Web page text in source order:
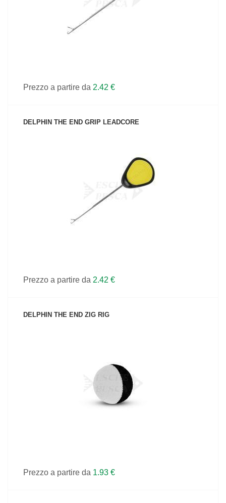
Prezzo a partire da 2.42 €
DELPHIN THE END GRIP LEADCORE
VEDI IL PRODOTTO
Prezzo a partire da 2.42 €
DELPHIN THE END ZIG RIG
VEDI IL PRODOTTO
Prezzo a partire da 1.93 €